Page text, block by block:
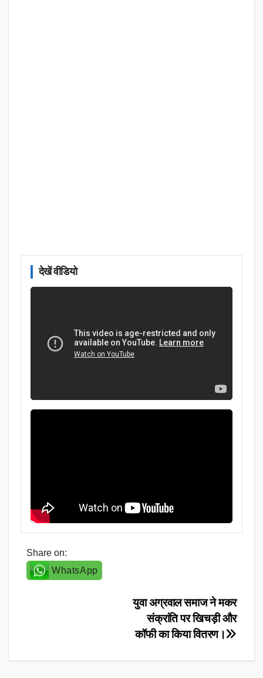
देखें वीडियो
Share on:
WhatsApp
युवा अग्रवाल समाज ने मकर
संक्रांति पर खिचड़ी और
कॉफी का किया वितरण।